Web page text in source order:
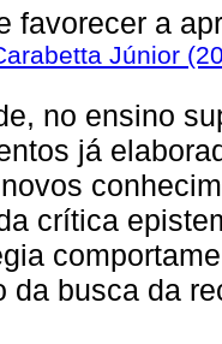
favorecer a
Júnior
no ensino
já
crítica
da busca da